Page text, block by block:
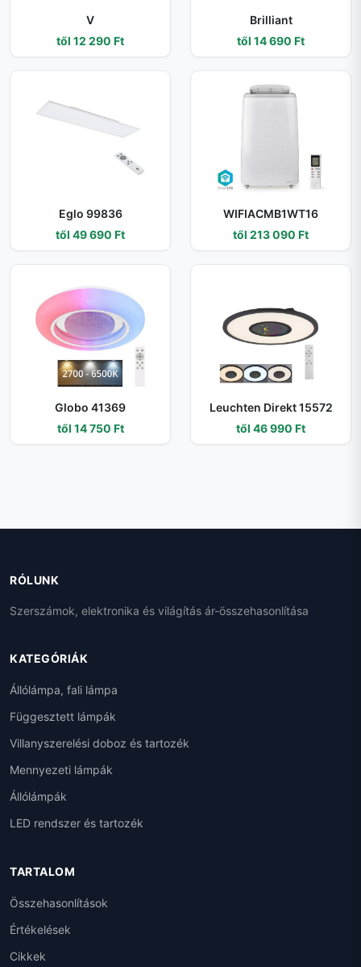
V
től 12 290 Ft
Brilliant
től 14 690 Ft
Eglo 99836
től 49 690 Ft
WIFIACMB1WT16
től 213 090 Ft
Globo 41369
től 14 750 Ft
Leuchten Direkt 15572
től 46 990 Ft
RÓLUNK
Szerszámok, elektronika és világítás ár-összehasonlítása
KATEGÓRIÁK
Állólámpa, fali lámpa
Függesztett lámpák
Villanyszerelési doboz és tartozék
Mennyezeti lámpák
Állólámpák
LED rendszer és tartozék
TARTALOM
Összehasonlítások
Értékelések
Cikkek